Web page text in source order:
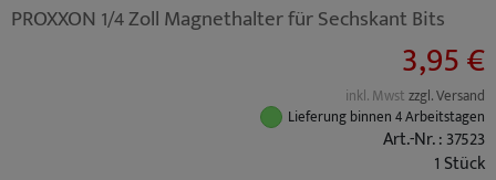
PROXXON 1/4 Zoll Magnethalter für Sechskant Bits
3,95 €
inkl. Mwstzzgl. Versand
Lieferung binnen 4 Arbeitstagen
Art.-Nr. : 37523
1 Stück